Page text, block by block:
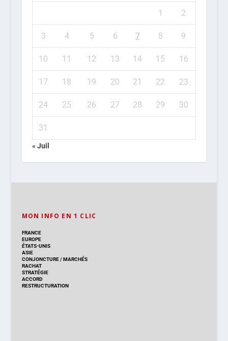
1 2
3 4 5 6 7 8 9
10 11 12 13 14 15 16
17 18 19 20 21 22 23
24 25 26 27 28 29 30
31
« Juil
MON INFO EN 1 CLIC
FRANCE
EUROPE
ÉTATS-UNIS
ASIE
CONJONCTURE/MARCHÉS
RACHAT
STRATÉGIE
ACCORD
RESTRUCTURATION